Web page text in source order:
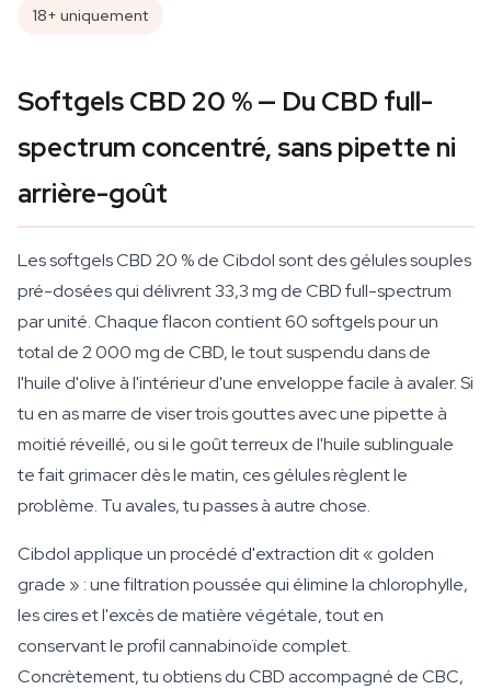
18+ uniquement
Softgels CBD 20 % — Du CBD full-
spectrum concentré, sans pipette ni
arrière-goût
Les softgels CBD 20 % de Cibdol sont des gélules souples
pré-dosées qui délivrent 33,3 mg de CBD full-spectrum
par unité. Chaque flacon contient 60 softgels pour un
total de 2 000 mg de CBD, le tout suspendu dans de
l'huile d'olive à l'intérieur d'une enveloppe facile à avaler. Si
tu en as marre de viser trois gouttes avec une pipette à
moitié réveillé, ou si le goût terreux de l'huile sublinguale
te fait grimacer dès le matin, ces gélules règlent le
problème. Tu avales, tu passes à autre chose.
Cibdol applique un procédé d'extraction dit « golden
grade » : une filtration poussée qui élimine la chlorophylle,
les cires et l'excès de matière végétale, tout en
conservant le profil cannabinoïde complet.
Concrètement, tu obtiens du CBD accompagné de CBC,